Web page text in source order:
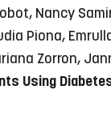
Nancy
Piona,
Zorron,
Using